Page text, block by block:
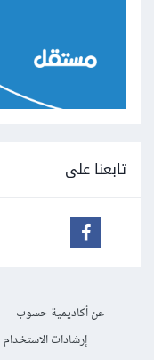
تابعنا على
عن أكاديمية حسوب
إرشادات الاستخدام